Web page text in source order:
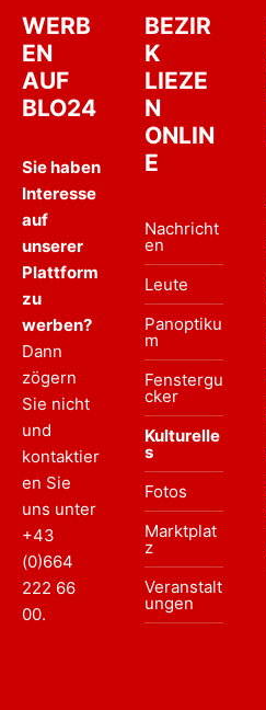
WERB
EN
AUF
BLO24
Sie haben
Interesse
auf
unserer
Plattform
zu
werben?
Dann
zögern
Sie nicht
und
kontaktier
en Sie
uns unter
+43
(0)664
222 66
00.
BEZIR
K
LIEZE
N
ONLIN
E
Nachricht
en
Leute
Panoptiku
m
Fenstergu
cker
Kulturelle
s
Fotos
Marktplat
z
Veranstalt
ungen